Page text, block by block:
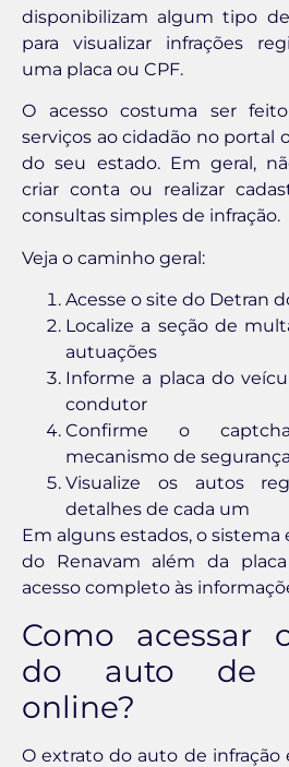
disponibilizam algum tipo
para visualizar infrações
uma placa ou CPF.
O acesso costuma ser
serviços ao cidadão no portal
do seu estado. Em geral,
criar conta ou realizar
consultas simples de infração.
Veja o caminho geral:
Acesse o site do Detran
Localize a seção de
autuações
Informe a placa do
condutor
Confirme o
mecanismo de segurança
Visualize os autos
detalhes de cada um
Em alguns estados, o
do Renavam além da
acesso completo às
Como acessar
do auto de
online?
O extrato do auto de